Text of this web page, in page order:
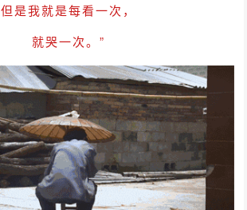
但是我就是每看一次，
就哭一次。”